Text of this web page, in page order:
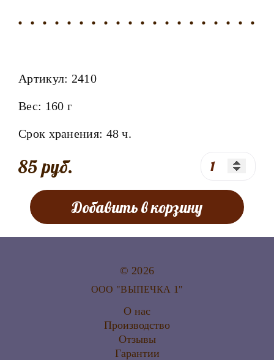
Артикул: 2410
Вес: 160 г
Срок хранения: 48 ч.
85 руб.
Добавить в корзину
© 2026
ООО "ВЫПЕЧКА 1"
О нас
Производство
Отзывы
Гарантии